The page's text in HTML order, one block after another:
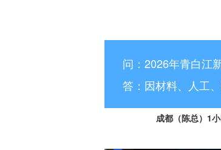
问：2026年青白江
答：因材料、人工
成都（陈总）1